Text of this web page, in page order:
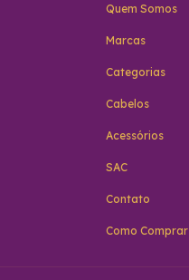
Quem Somos
Marcas
Categorias
Cabelos
Acessórios
SAC
Contato
Como Comprar